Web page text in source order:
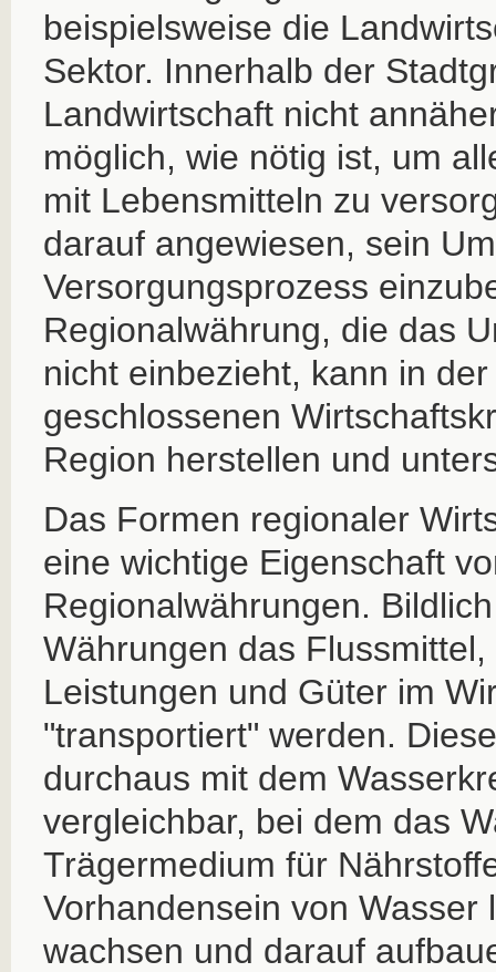
beispielsweise die
Sektor. Innerhalb der
Landwirtschaft nicht
möglich, wie nötig ist, um
mit Lebensmitteln zu
darauf angewiesen, sein
Versorgungsprozess
Regionalwährung, die das
nicht einbezieht, kann in
geschlossenen
Region herstellen und
Das Formen regionaler
eine wichtige Eigenschaft
Regionalwährungen.
Währungen das
Leistungen und Güter im
"transportiert" werden.
durchaus mit dem
vergleichbar, bei dem das
Trägermedium für
Vorhandensein von Wasser
wachsen und darauf